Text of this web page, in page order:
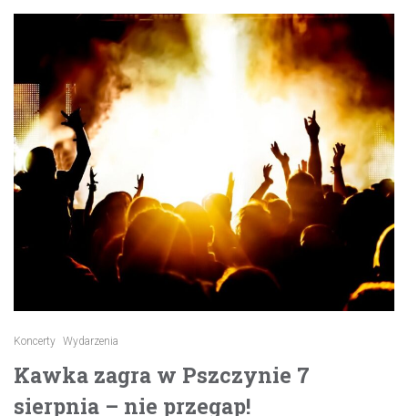
Koncerty Wydarzenia
Kawka zagra w Pszczynie 7
sierpnia – nie przegap!